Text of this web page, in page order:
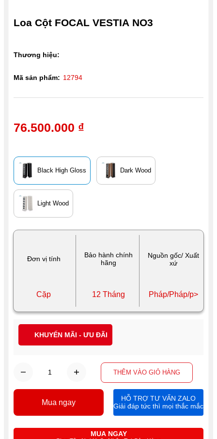
Đơn vị tính
Bảo hành chính
hãng
Nguồn gốc/ Xuất
xứ
Cặp 12 Tháng Pháp/Pháp/p>
Loa Cột FOCAL VESTIA NO3
Black High Gloss Dark Wood
Light Wood
THÊM VÀO GIỎ HÀNG
MUA NGAY
76.500.000 ₫
Thương hiệu:
Mã sản phẩm: 12794
Mua ngay
HỖ TRỢ TƯ VẤN ZALO
Giải đáp tức thì mọi thắc mắc
KHUYẾN MÃI - ƯU ĐÃI